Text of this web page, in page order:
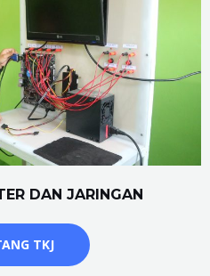
DAN JARINGAN
TKJ